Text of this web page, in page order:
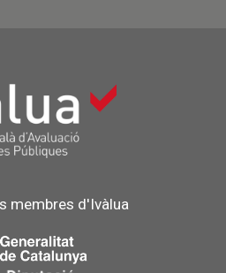
membres d'Ivàlua